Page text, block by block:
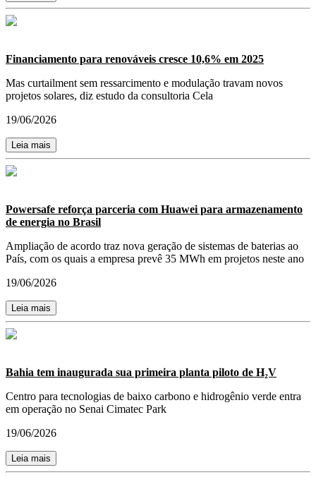
Financiamento para renováveis cresce 10,6% em 2025
Mas curtailment sem ressarcimento e modulação travam novos
projetos solares, diz estudo da consultoria Cela
19/06/2026
Leia mais
Powersafe reforça parceria com Huawei para armazenamento
de energia no Brasil
Ampliação de acordo traz nova geração de sistemas de baterias ao
País, com os quais a empresa prevê 35 MWh em projetos neste ano
19/06/2026
Leia mais
Bahia tem inaugurada sua primeira planta piloto de H₂V
Centro para tecnologias de baixo carbono e hidrogênio verde entra
em operação no Senai Cimatec Park
19/06/2026
Leia mais